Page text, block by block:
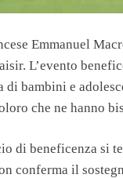
Emmanuel
L’evento
bambini e
che ne hanno
di beneficenza si
conferma il